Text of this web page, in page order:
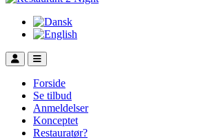
Forside
Se tilbud
Anmeldelser
Konceptet
Restauratør?